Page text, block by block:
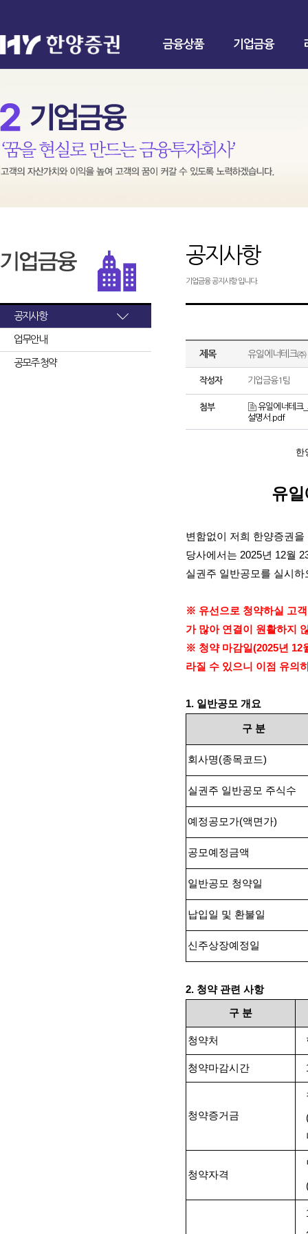
금융상품 기업금융
공지사항
업무안내
공모주 청약
공지사항
기업금융 공지사항 입니다.
제목 유일에너테크㈜
작성자 기업금융1팀
첨부
유일에너테크
설명서.pdf
한
유
변함없이 저희 한양증권
당사에서는 2025년 12월
실권주 일반공모를 실시하
※ 유선으로 청약하실 고
가 많아 연결이 원활하지
※ 청약 마감일(2025년 12
라질 수 있으니 이점 유의
1. 일반공모 개요
구 분
회사명(종목코드)
실권주 일반공모 주식수
예정공모가(액면가)
공모예정금액
일반공모 청약일
납입일 및 환불일
신주상장예정일
2. 청약 관련 사항
구 분
청약처
청약마감시간
청약증거금
청약자격